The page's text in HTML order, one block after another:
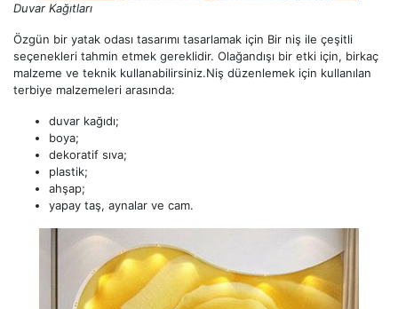
Duvar Kağıtları
Özgün bir yatak odası tasarımı tasarlamak için Bir niş ile çeşitli
seçenekleri tahmin etmek gereklidir. Olağandışı bir etki için, birkaç
malzeme ve teknik kullanabilirsiniz.Niş düzenlemek için kullanılan
terbiye malzemeleri arasında:
duvar kağıdı;
boya;
dekoratif sıva;
plastik;
ahşap;
yapay taş, aynalar ve cam.